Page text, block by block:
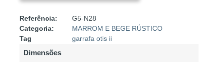
Referência:
G5-N28
Categoria:
MARROM E BEGE RÚSTICO
Tag
garrafa otis ii
Dimensões